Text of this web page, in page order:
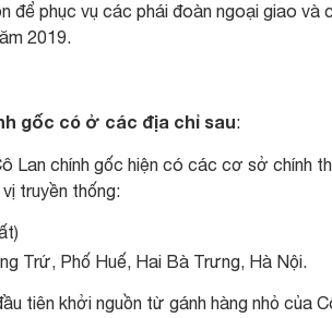
để phục vụ các phái đoàn ngoại giao và
2019.
gốc có ở các địa chỉ sau:
Lan chính gốc hiện có các cơ sở chính
truyền thống:
Trứ, Phố Huế, Hai Bà Trưng, Hà Nội.
tiên khởi nguồn từ gánh hàng nhỏ của